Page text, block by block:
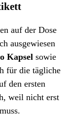
auf der Dose
ausgewiesen
Kapsel sowie
für die tägliche
den ersten
weil nicht erst